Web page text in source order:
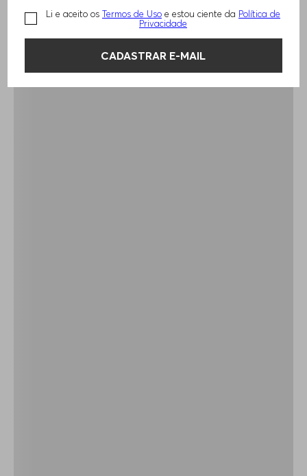
Li e aceito os Termos de Uso e estou ciente da Política de
Privacidade
CADASTRAR E-MAIL